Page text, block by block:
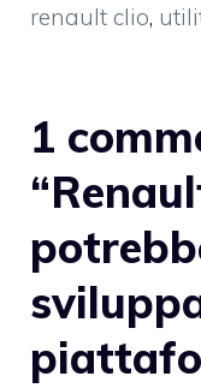
renault clio,
1